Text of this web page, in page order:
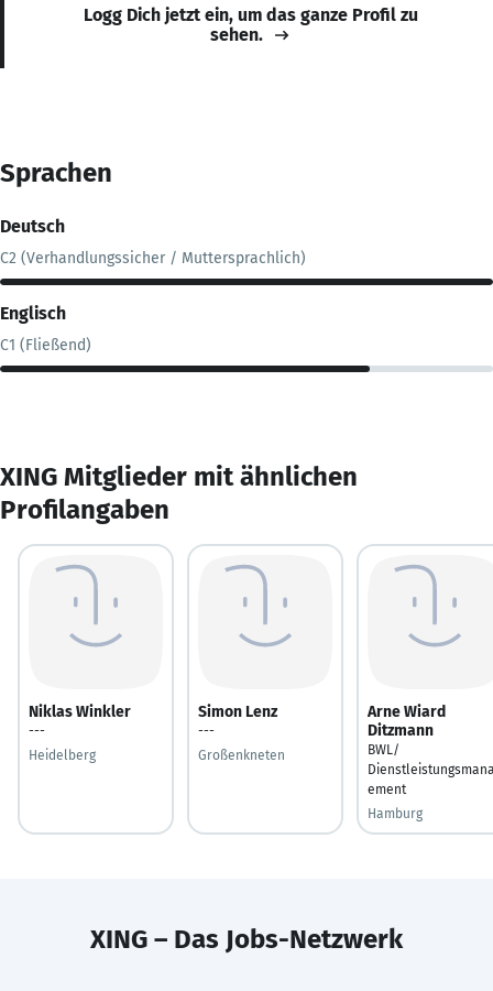
Logg Dich jetzt ein, um das ganze Profil zu
sehen.
Sprachen
Deutsch
C2 (Verhandlungssicher / Muttersprachlich)
Englisch
C1 (Fließend)
XING Mitglieder mit ähnlichen
Profilangaben
Niklas Winkler
---
Heidelberg
Simon Lenz
---
Großenkneten
Arne Wiard
Ditzmann
BWL/
ement
Hamburg
XING – Das Jobs-Netzwerk